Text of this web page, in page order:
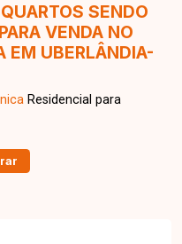
SENDO
VENDA NO
EM UBERLÂNDIA-
Residencial para